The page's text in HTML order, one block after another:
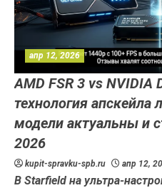
апр 12, 2026
AMD FSR 3 vs NVIDIA
технология апскейла
модели актуальны и
2026
kupit-spravku-spb.ru апр 12,
В Starfield на ультра-